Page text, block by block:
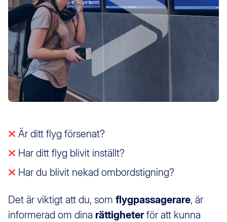
Är ditt flyg försenat?
Har ditt flyg blivit inställt?
Har du blivit nekad ombordstigning?
Det är viktigt att du, som flygpassagerare, är
informerad om dina rättigheterför att kunna